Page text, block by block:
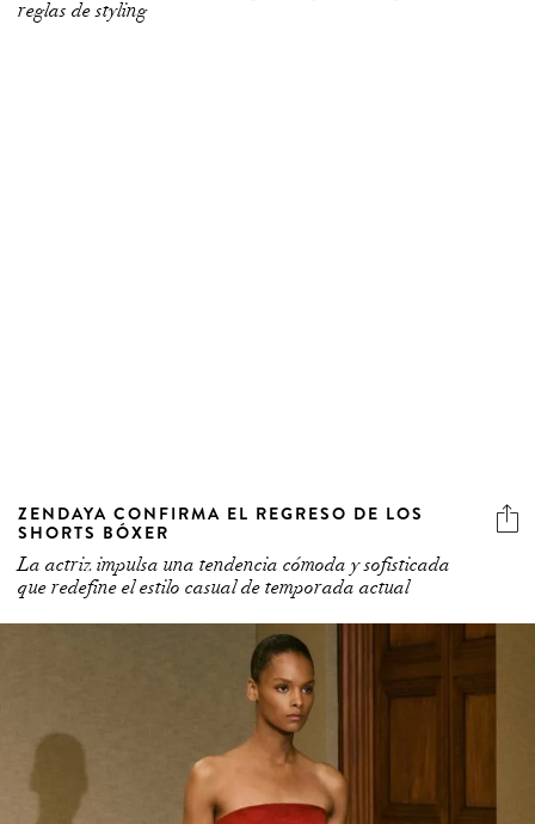
SHORTS BÓXER
La actriz impulsa una tendencia cómoda y sofisticada
que redefine el estilo casual de temporada actual